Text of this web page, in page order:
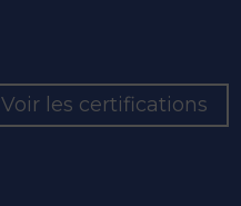
Voir les certifications